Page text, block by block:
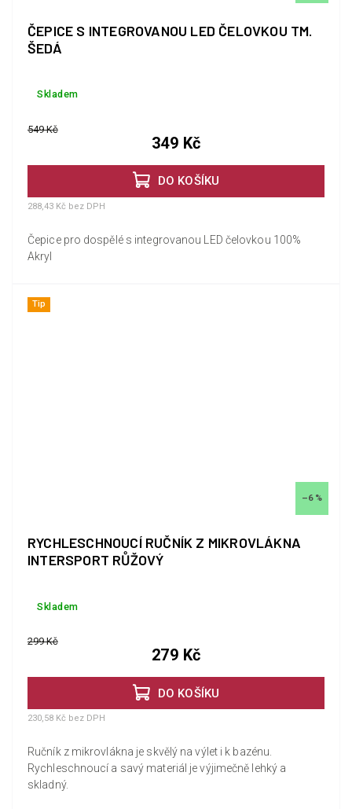
ČEPICE S INTEGROVANOU LED ČELOVKOU TM.
ŠEDÁ
Skladem
DO KOŠÍKU
288,43 Kč bez DPH
549 Kč
349 Kč
Čepice pro dospělé s integrovanou LED čelovkou 100%
Akryl
Tip
–6 %
RYCHLESCHNOUCÍ RUČNÍK Z MIKROVLÁKNA
INTERSPORT RŮŽOVÝ
Skladem
DO KOŠÍKU
230,58 Kč bez DPH
299 Kč
279 Kč
Ručník z mikrovlákna je skvělý na výlet i k bazénu.
Rychleschnoucí a savý materiál je výjimečně lehký a
skladný.